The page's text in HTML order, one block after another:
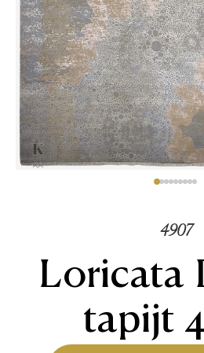
4907
Loricata
tapijt